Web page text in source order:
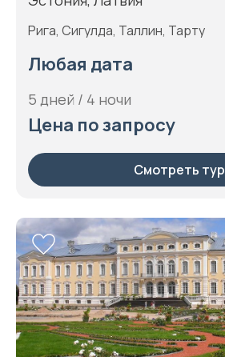
Рига, Сигулда, Таллин, Тарту
Любая дата
5 дней / 4 ночи
Цена по запросу
Смотреть тур